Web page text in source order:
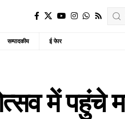
सम्पादकीय ई पेपर
में पहुंचे